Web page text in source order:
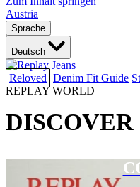
Austria
Sprache
Deutsch
Reloved Denim Fit Guide
REPLAY WORLD
DISCOVER